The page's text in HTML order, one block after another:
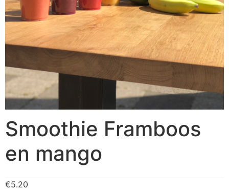
Smoothie Framboos
en mango
€5.20